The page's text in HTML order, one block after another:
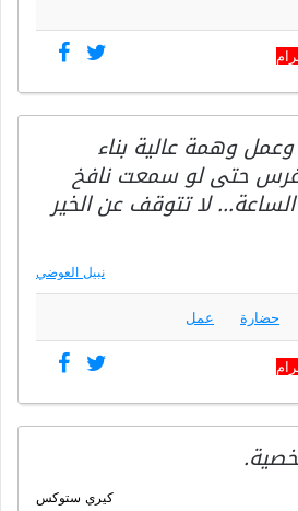
وهمة عالية بناء
حتى لو سمعت نافخ
لا تتوقف عن الخير
نبيل العوضي
حضارة عمل
كيري ستوكس